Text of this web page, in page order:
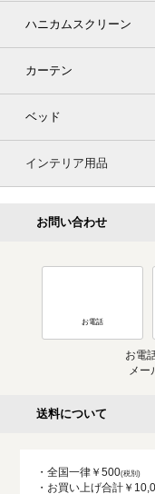
ハニカムスクリーン
カーテン
ベッド
インテリア用品
お問い合わせ
お電話
お電
メー
送料について
・全国一律￥500
・お買い上げ合計￥